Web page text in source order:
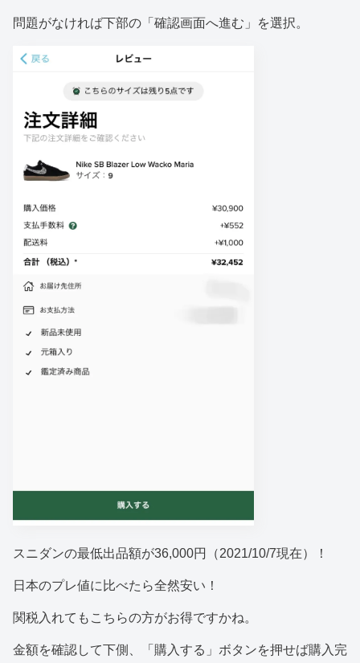
問題がなければ下部の「確認画面へ進む」を選択。
スニダンの最低出品額が36,000円（2021/10/7現在）！
日本のプレ値に比べたら全然安い！
関税入れてもこちらの方がお得ですかね。
金額を確認して下側、「購入する」ボタンを押せば購入完